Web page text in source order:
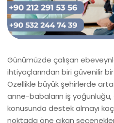
Günümüzde çalışan
ihtiyaçlarından biri güvenilir bir
Özellikle büyük şehirlerde
anne-babaların iş yoğunluğu,
konusunda destek almayı
noktada öne çıkan